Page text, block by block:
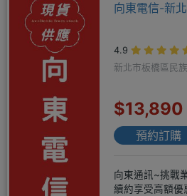
向東電信-新
4.9
新北市板橋區民
$13,890
預約訂購
向東通訊~挑戰
續約享受高額優